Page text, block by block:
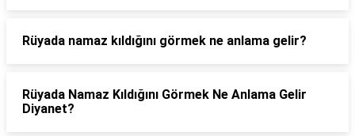
Rüyada namaz kıldığını görmek ne anlama gelir?
Rüyada Namaz Kıldığını Görmek Ne Anlama Gelir
Diyanet?